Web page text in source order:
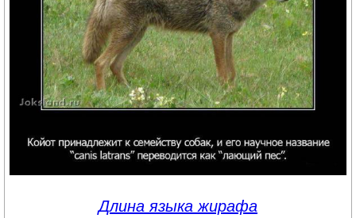
Длина языка жирафа